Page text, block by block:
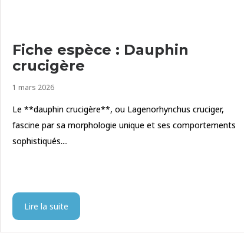
Fiche espèce : Dauphin
crucigère
1 mars 2026
Le **dauphin crucigère**, ou Lagenorhynchus cruciger,
fascine par sa morphologie unique et ses comportements
sophistiqués....
Lire la suite